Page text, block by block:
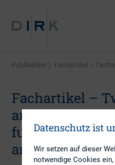
Publikation | Fachartikel –
Fachartikel –
and financial
fundamental
analysis
Datenschutz ist
Wir setzen auf dieser
notwendige Cookies